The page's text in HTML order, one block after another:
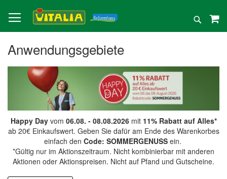
zum
Inhalt
Suche
Anwendungsgebiete
Happy Dayvom 06.08. - 08.08.2026mit 11% Rabatt auf Alles*
ab 20€ Einkaufswert. Geben Sie dafür am Ende des Warenkorbes
einfach den Code: SOMMERGENUSSein.
*Gültig nur im Aktionszeitraum. Nicht kombinierbar mit anderen
Aktionen oder Aktionspreisen. Nicht auf Pfand und Gutscheine.